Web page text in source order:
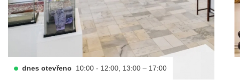
dnes otevřeno 10:00 - 12:00, 13:00 – 17:00